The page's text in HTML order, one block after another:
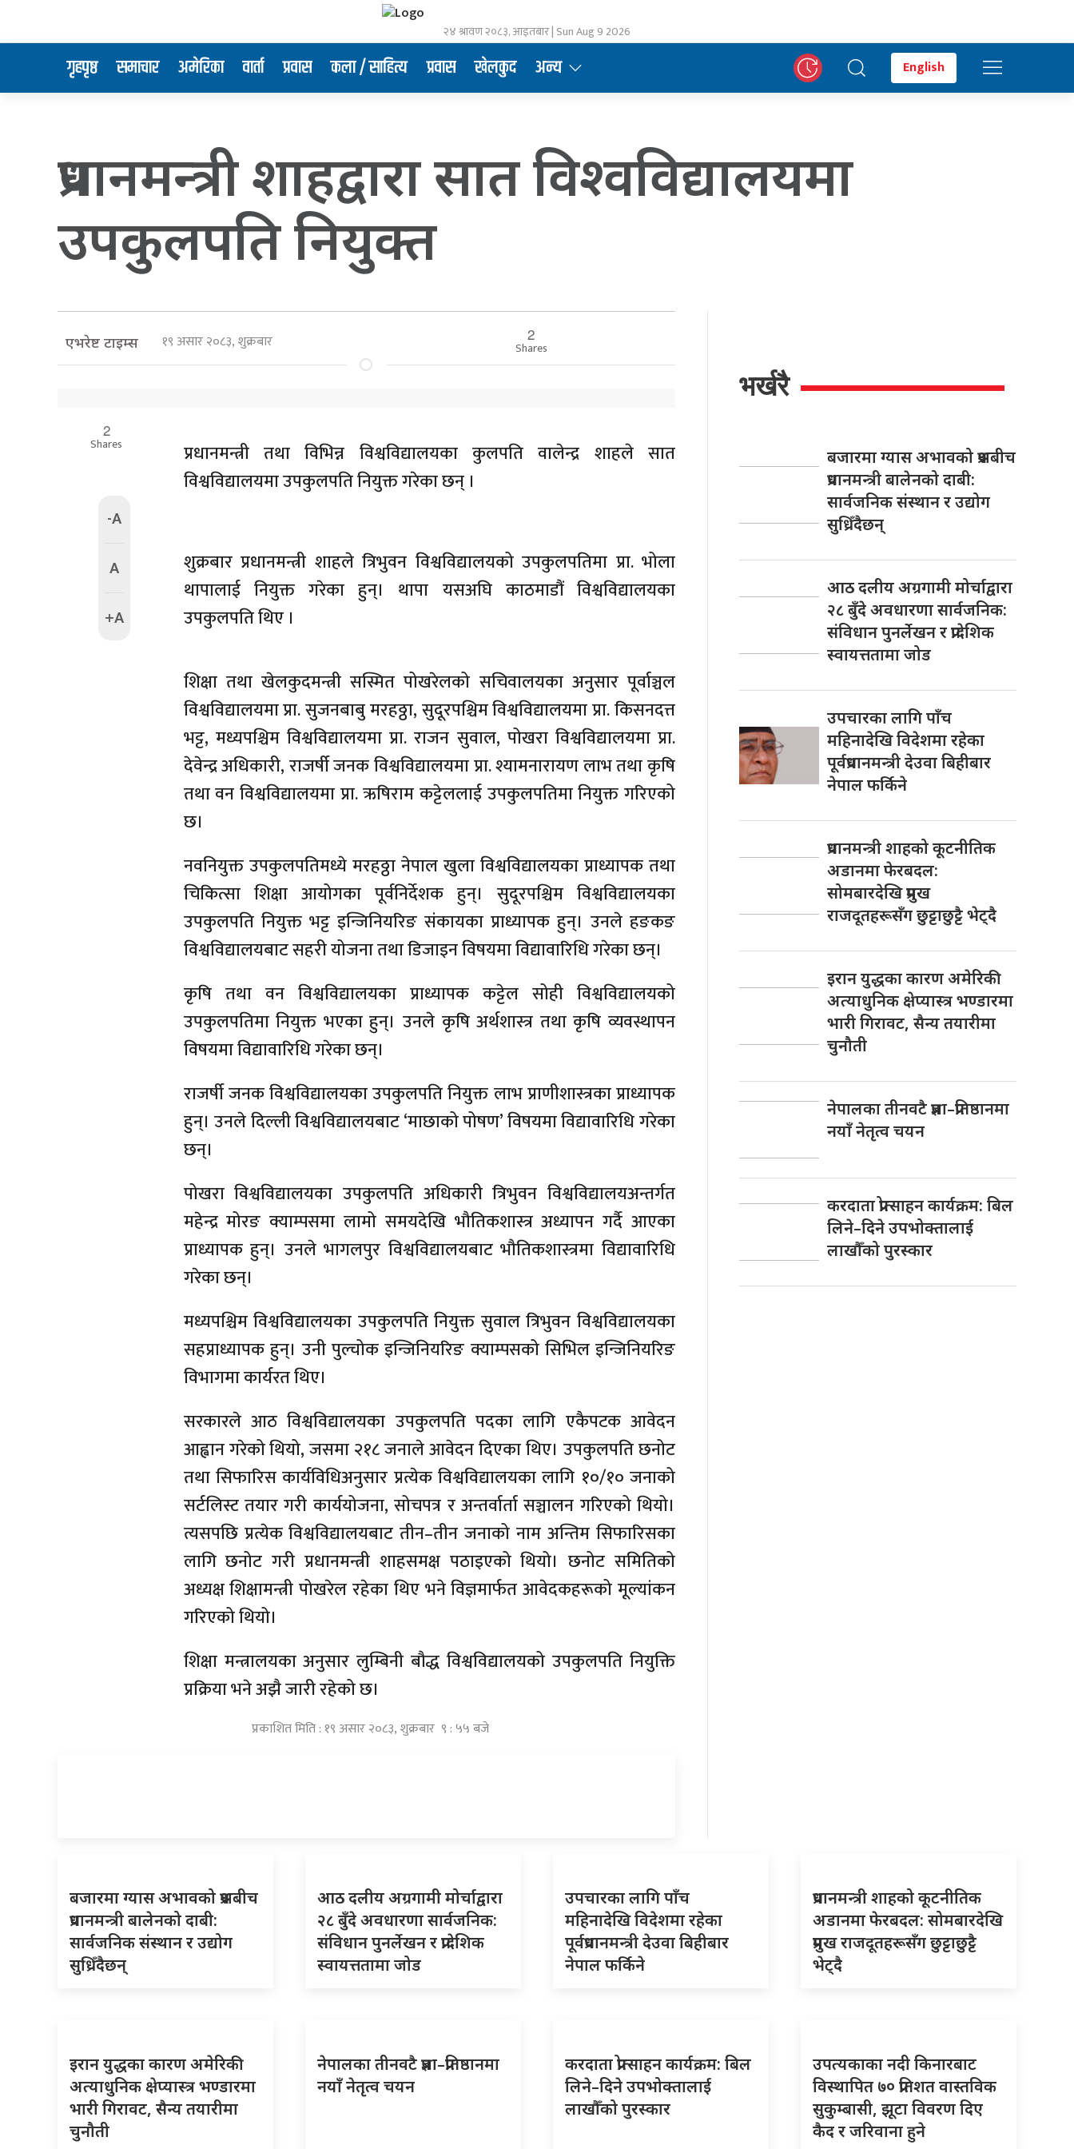
२४ श्रावण २०८३, आइतबार | Sun Aug 9 2026
गृहपृष्ठ समाचार अमेरिका वार्ता प्रवास कला / साहित्य प्रवास खेलकुद अन्य English
प्रधानमन्त्री शाहद्वारा सात विश्वविद्यालयमा
उपकुलपति नियुक्त
एभरेष्ट टाइम्स १९ असार २०८३, शुक्रबार 2
Shares
2
Shares
-A
A
+A
प्रधानमन्त्री तथा विभिन्न विश्वविद्यालयका कुलपति वालेन्द्र शाहले सात
विश्वविद्यालयमा उपकुलपति नियुक्त गरेका छन् ।
शुक्रबार प्रधानमन्त्री शाहले त्रिभुवन विश्वविद्यालयको उपकुलपतिमा प्रा. भोला
थापालाई नियुक्त गरेका हुन्। थापा यसअघि काठमाडौं विश्वविद्यालयका
उपकुलपति थिए ।
शिक्षा तथा खेलकुदमन्त्री सस्मित पोखरेलको सचिवालयका अनुसार पूर्वाञ्चल
विश्वविद्यालयमा प्रा. सुजनबाबु मरहठ्ठा, सुदूरपश्चिम विश्वविद्यालयमा प्रा. किसनदत्त
भट्ट, मध्यपश्चिम विश्वविद्यालयमा प्रा. राजन सुवाल, पोखरा विश्वविद्यालयमा प्रा.
देवेन्द्र अधिकारी, राजर्षी जनक विश्वविद्यालयमा प्रा. श्यामनारायण लाभ तथा कृषि
तथा वन विश्वविद्यालयमा प्रा. ऋषिराम कट्टेललाई उपकुलपतिमा नियुक्त गरिएको
छ।
नवनियुक्त उपकुलपतिमध्ये मरहठ्ठा नेपाल खुला विश्वविद्यालयका प्राध्यापक तथा
चिकित्सा शिक्षा आयोगका पूर्वनिर्देशक हुन्। सुदूरपश्चिम विश्वविद्यालयका
उपकुलपति नियुक्त भट्ट इन्जिनियरिङ संकायका प्राध्यापक हुन्। उनले हङकङ
विश्वविद्यालयबाट सहरी योजना तथा डिजाइन विषयमा विद्यावारिधि गरेका छन्।
कृषि तथा वन विश्वविद्यालयका प्राध्यापक कट्टेल सोही विश्वविद्यालयको
उपकुलपतिमा नियुक्त भएका हुन्। उनले कृषि अर्थशास्त्र तथा कृषि व्यवस्थापन
विषयमा विद्यावारिधि गरेका छन्।
राजर्षी जनक विश्वविद्यालयका उपकुलपति नियुक्त लाभ प्राणीशास्त्रका प्राध्यापक
हुन्। उनले दिल्ली विश्वविद्यालयबाट ‘माछाको पोषण’ विषयमा विद्यावारिधि गरेका
छन्।
पोखरा विश्वविद्यालयका उपकुलपति अधिकारी त्रिभुवन विश्वविद्यालयअन्तर्गत
महेन्द्र मोरङ क्याम्पसमा लामो समयदेखि भौतिकशास्त्र अध्यापन गर्दै आएका
प्राध्यापक हुन्। उनले भागलपुर विश्वविद्यालयबाट भौतिकशास्त्रमा विद्यावारिधि
गरेका छन्।
मध्यपश्चिम विश्वविद्यालयका उपकुलपति नियुक्त सुवाल त्रिभुवन विश्वविद्यालयका
सहप्राध्यापक हुन्। उनी पुल्चोक इन्जिनियरिङ क्याम्पसको सिभिल इन्जिनियरिङ
विभागमा कार्यरत थिए।
सरकारले आठ विश्वविद्यालयका उपकुलपति पदका लागि एकैपटक आवेदन
आह्वान गरेको थियो, जसमा २१८ जनाले आवेदन दिएका थिए। उपकुलपति छनोट
तथा सिफारिस कार्यविधिअनुसार प्रत्येक विश्वविद्यालयका लागि १०/१० जनाको
सर्टलिस्ट तयार गरी कार्ययोजना, सोचपत्र र अन्तर्वार्ता सञ्चालन गरिएको थियो।
त्यसपछि प्रत्येक विश्वविद्यालयबाट तीन–तीन जनाको नाम अन्तिम सिफारिसका
लागि छनोट गरी प्रधानमन्त्री शाहसमक्ष पठाइएको थियो। छनोट समितिको
अध्यक्ष शिक्षामन्त्री पोखरेल रहेका थिए भने विज्ञमार्फत आवेदकहरूको मूल्यांकन
गरिएको थियो।
शिक्षा मन्त्रालयका अनुसार लुम्बिनी बौद्ध विश्वविद्यालयको उपकुलपति नियुक्ति
प्रक्रिया भने अझै जारी रहेको छ।
प्रकाशित मिति : १९ असार २०८३, शुक्रबार ९ : ५५ बजे
भर्खरै
बजारमा ग्यास अभावको प्रश्नबीच
प्रधानमन्त्री बालेनको दाबी:
सार्वजनिक संस्थान र उद्योग
सुध्रिँदैछन्
आठ दलीय अग्रगामी मोर्चाद्वारा
२८ बुँदे अवधारणा सार्वजनिक:
संविधान पुनर्लेखन र प्रादेशिक
स्वायत्ततामा जोड
उपचारका लागि पाँच
महिनादेखि विदेशमा रहेका
पूर्वप्रधानमन्त्री देउवा बिहीबार
नेपाल फर्किने
प्रधानमन्त्री शाहको कूटनीतिक
अडानमा फेरबदल:
सोमबारदेखि प्रमुख
राजदूतहरूसँग छुट्टाछुट्टै भेट्दै
इरान युद्धका कारण अमेरिकी
अत्याधुनिक क्षेप्यास्त्र भण्डारमा
भारी गिरावट, सैन्य तयारीमा
चुनौती
नेपालका तीनवटै प्रज्ञा–प्रतिष्ठानमा
नयाँ नेतृत्व चयन
करदाता प्रोत्साहन कार्यक्रम: बिल
लिने–दिने उपभोक्तालाई
लाखौँको पुरस्कार
बजारमा ग्यास अभावको प्रश्नबीच
प्रधानमन्त्री बालेनको दाबी:
सार्वजनिक संस्थान र उद्योग
सुध्रिँदैछन्
आठ दलीय अग्रगामी मोर्चाद्वारा
२८ बुँदे अवधारणा सार्वजनिक:
संविधान पुनर्लेखन र प्रादेशिक
स्वायत्ततामा जोड
उपचारका लागि पाँच
महिनादेखि विदेशमा रहेका
पूर्वप्रधानमन्त्री देउवा बिहीबार
नेपाल फर्किने
प्रधानमन्त्री शाहको कूटनीतिक
अडानमा फेरबदल: सोमबारदेखि
प्रमुख राजदूतहरूसँग छुट्टाछुट्टै
भेट्दै
इरान युद्धका कारण अमेरिकी
अत्याधुनिक क्षेप्यास्त्र भण्डारमा
भारी गिरावट, सैन्य तयारीमा
चुनौती
नेपालका तीनवटै प्रज्ञा–प्रतिष्ठानमा
नयाँ नेतृत्व चयन
करदाता प्रोत्साहन कार्यक्रम: बिल
लिने–दिने उपभोक्तालाई
लाखौँको पुरस्कार
उपत्यकाका नदी किनारबाट
विस्थापित ७० प्रतिशत वास्तविक
सुकुम्बासी, झूटा विवरण दिए
कैद र जरिवाना हुने